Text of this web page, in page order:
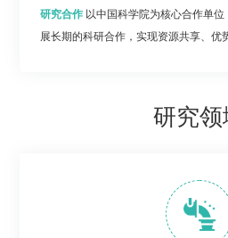
研究合作以中国科学院为核心合作单位
展长期的科研合作，实现资源共享、优
研究领